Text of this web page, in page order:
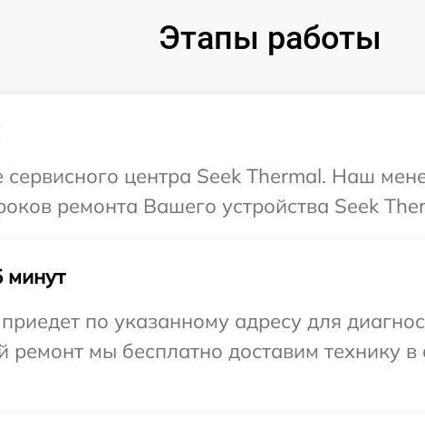
Этапы работы
сервисного центра Seek Thermal. Наш
ремонта Вашего устройства Seek
минут
по указанному адресу для
ремонт мы бесплатно доставим технику